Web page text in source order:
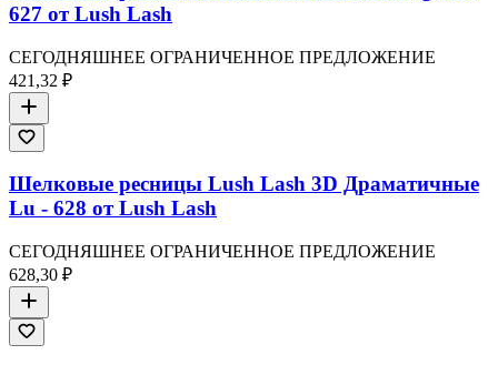
627 от Lush Lash
СЕГОДНЯШНЕЕ ОГРАНИЧЕННОЕ ПРЕДЛОЖЕНИЕ
421,32 ₽
Шелковые ресницы Lush Lash 3D Драматичные
Lu - 628 от Lush Lash
СЕГОДНЯШНЕЕ ОГРАНИЧЕННОЕ ПРЕДЛОЖЕНИЕ
628,30 ₽